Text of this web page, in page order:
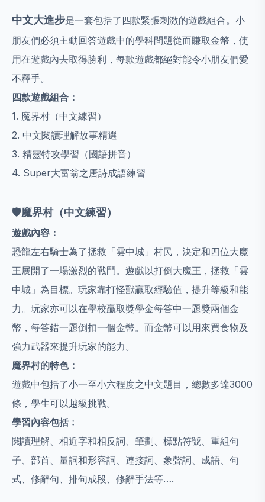
中文大進步是一套包括了四款緊張刺激的遊戲組合。小
朋友們必須主動回答遊戲中的學科問題從而賺取金幣，使
用在遊戲內去取得勝利，每款遊戲都絕對能令小朋友們愛
不釋手。
四款遊戲組合：
1. 魔界村（中文練習）
2. 中文閱讀理解故事精選
3. 精靈特攻學習（國語拼音）
4. Super大富翁之唐詩成語練習
🛡️魔界村（中文練習）
遊戲內容：
恐龍左右騎士為了拯救「雲中城」村民，決定和四位大魔
王展開了一場激烈的戰鬥。遊戲以打倒大魔王，拯救「雲
中城」為目標。玩家靠打怪獸贏取經驗值，提升等級和能
力。玩家亦可以在學校贏取獎學金每答中一題獎兩個金
幣，每答錯一題倒扣一個金幣。而金幣可以用來買食物及
強力武器來提升玩家的能力。
魔界村的特色：
遊戲中包括了小一至小六程度之中文題目，總數多達3000
條，學生可以越級挑戰。
學習內容包括﹕
閱讀理解、相近字和相反詞、筆劃、標點符號、重組句
子、部首、量詞和形容詞、連接詞、象聲詞、成語、句
式、修辭句、排句成段、修辭手法等….